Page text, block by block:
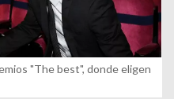
"The best", donde eligen